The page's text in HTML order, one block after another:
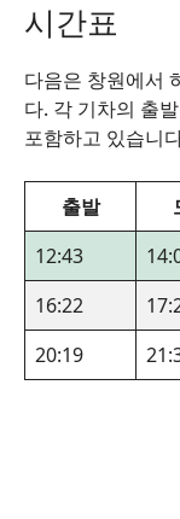
시간표
다음은 창원에서
다. 각 기차의 출
포함하고 있습니
출발
12:43
16:22
20:19